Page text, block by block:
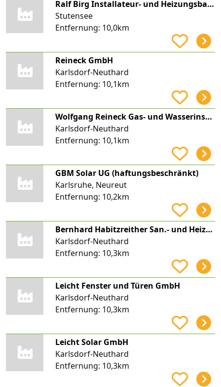
Ralf Birg Installateur- und Heizungsbauermeister
Stutensee
Entfernung: 10,0km
Reineck GmbH
Karlsdorf-Neuthard
Entfernung: 10,1km
Wolfgang Reineck Gas- und Wasserinstallateur- und Klempner-Betrieb
Karlsdorf-Neuthard
Entfernung: 10,1km
GBM Solar UG (haftungsbeschränkt)
Karlsruhe, Neureut
Entfernung: 10,2km
Bernhard Habitzreither San.- und Heizungsbau
Karlsdorf-Neuthard
Entfernung: 10,3km
Leicht Fenster und Türen GmbH
Karlsdorf-Neuthard
Entfernung: 10,3km
Leicht Solar GmbH
Karlsdorf-Neuthard
Entfernung: 10,3km